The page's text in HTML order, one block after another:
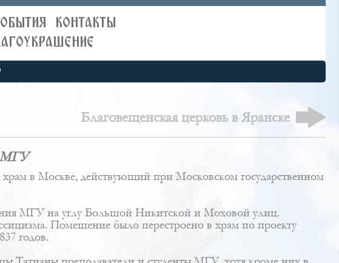
КОНТАКТЫ
Благовещенская церковь в Яранске
МГУ
в Москве, действующий при Московском государственном
МГУ на углу Большой Никитской и Моховой улиц.
. Помещение было перестроено в храм по проекту
годов.